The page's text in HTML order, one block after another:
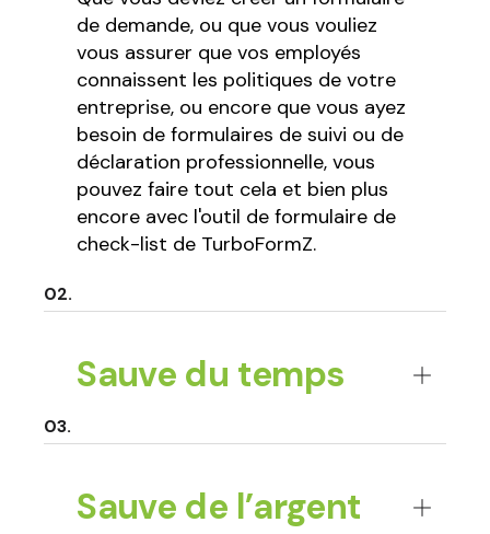
de demande, ou que vous vouliez
vous assurer que vos employés
connaissent les politiques de votre
entreprise, ou encore que vous ayez
besoin de formulaires de suivi ou de
déclaration professionnelle, vous
pouvez faire tout cela et bien plus
encore avec l'outil de formulaire de
check-list de TurboFormZ.
Sauve du temps
Sauve de l’argent